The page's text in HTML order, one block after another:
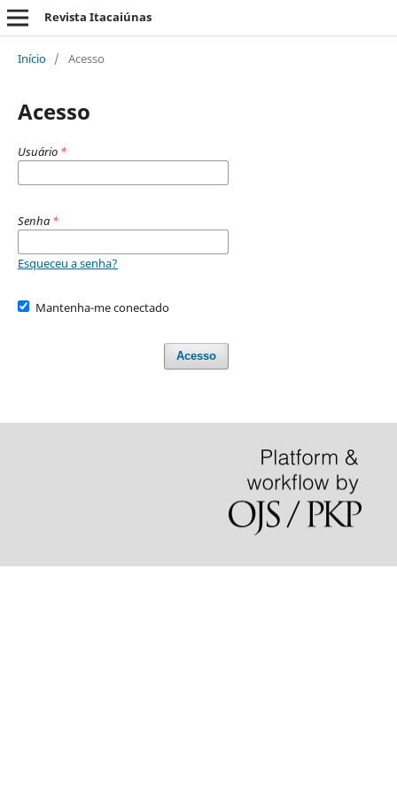
Revista Itacaiúnas
Início / Acesso
Acesso
Usuário *
Senha *
Esqueceu a senha?
Mantenha-me conectado
Acesso